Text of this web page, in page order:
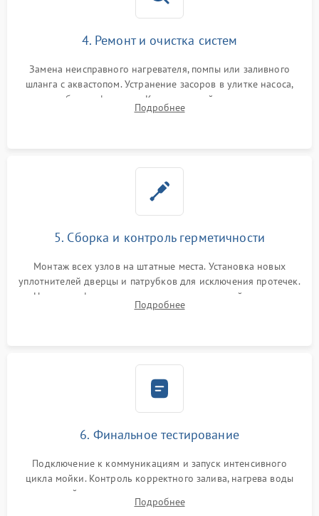
4. Ремонт и очистка систем
Замена неисправного нагревателя, помпы или заливного
шланга с аквастопом. Устранение засоров в улитке насоса,
патрубках и фильтрах. Компонентный ремонт платы
управления, восстановление поврежденной проводки.
Подробнее
5. Сборка и контроль герметичности
Монтаж всех узлов на штатные места. Установка новых
уплотнителей дверцы и патрубков для исключения протечек.
Надежная фиксация хомутов гидравлической системы,
сборка корпуса и установка датчика поплавка.
Подробнее
6. Финальное тестирование
Подключение к коммуникациям и запуск интенсивного
цикла мойки. Контроль корректного залива, нагрева воды
до нужной температуры, отсутствия посторонних шумов,
штатного слива и абсолютной сухости в поддоне.
Подробнее